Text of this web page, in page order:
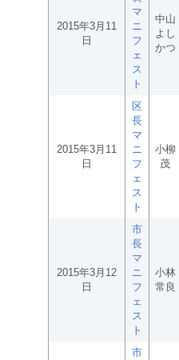
2015年3月11
日
マ
ニ
フ
ェ
ス
ト
中山
よし
かつ
2015年3月11
日
区
長
マ
ニ
フ
ェ
ス
ト
小柳
茂
2015年3月12
日
市
長
マ
ニ
フ
ェ
ス
ト
小林
常良
市